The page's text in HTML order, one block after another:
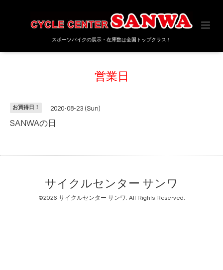
スポーツバイクの展示・在庫数は全国トップクラス！
営業日
お買得日！ 2020-08-23 (Sun)
SANWAの日
サイクルセンター サンワ
©2026 サイクルセンター サンワ. All Rights Reserved.